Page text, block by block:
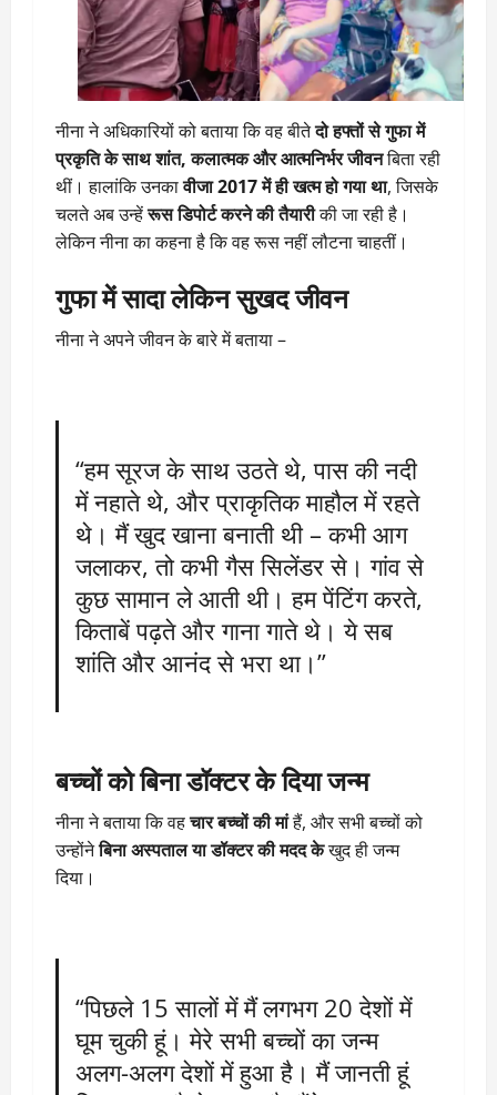
नीना ने अधिकारियों को बताया कि वह बीतेदो हफ्तों से गुफा में
प्रकृति के साथ शांत, कलात्मक और आत्मनिर्भर जीवनबिता रही
थीं। हालांकि उनकावीजा 2017 में ही खत्म हो गया था, जिसके
चलते अब उन्हेंरूस डिपोर्ट करने की तैयारीकी जा रही है।
लेकिन नीना का कहना है कि वह रूस नहीं लौटना चाहतीं।
गुफा में सादा लेकिन सुखद जीवन
नीना ने अपने जीवन के बारे में बताया –
“हम सूरज के साथ उठते थे, पास की नदी
में नहाते थे, और प्राकृतिक माहौल में रहते
थे। मैं खुद खाना बनाती थी – कभी आग
जलाकर, तो कभी गैस सिलेंडर से। गांव से
कुछ सामान ले आती थी। हम पेंटिंग करते,
किताबें पढ़ते और गाना गाते थे। ये सब
शांति और आनंद से भरा था।”
बच्चों को बिना डॉक्टर के दिया जन्म
नीना ने बताया कि वहचार बच्चों की मांहैं, और सभी बच्चों को
उन्होंनेबिना अस्पताल या डॉक्टर की मदद केखुद ही जन्म
दिया।
“पिछले 15 सालों में मैं लगभग 20 देशों में
घूम चुकी हूं। मेरे सभी बच्चों का जन्म
अलग-अलग देशों में हुआ है। मैं जानती हूं